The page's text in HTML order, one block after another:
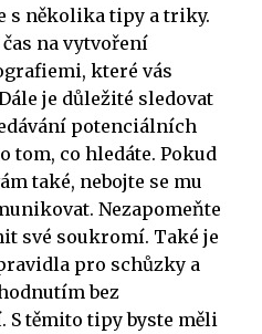
s několika tipy a triky.
na vytvoření
které vás
je důležité sledovat
potenciálních
tom, co hledáte. Pokud
také, nebojte se mu
Nezapomeňte
své soukromí. Také je
pro schůzky a
bez
S těmito tipy byste měli